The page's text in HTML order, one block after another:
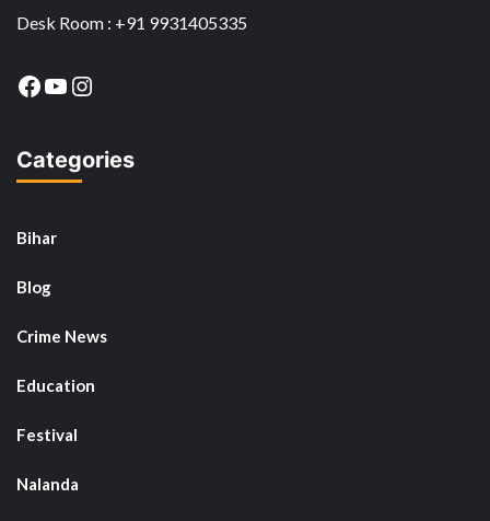
Desk Room : +91 9931405335
Facebook
YouTube
Instagram
Categories
Bihar
Blog
Crime News
Education
Festival
Nalanda